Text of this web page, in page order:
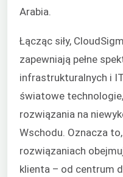
Arabia.
Łącząc siły,
zapewniają pełne
infrastrukturalnych i
światowe
rozwiązania na
Wschodu. Oznacza
rozwiązaniach
klienta – od centrum